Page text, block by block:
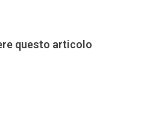
questo articolo